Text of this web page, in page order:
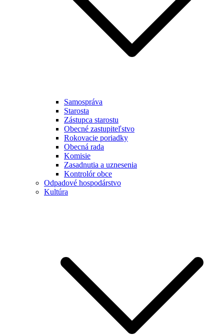
Samospráva
Starosta
Zástupca starostu
Obecné zastupiteľstvo
Rokovacie poriadky
Obecná rada
Komisie
Zasadnutia a uznesenia
Kontrolór obce
Odpadové hospodárstvo
Kultúra